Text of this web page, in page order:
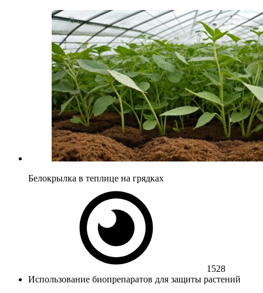
Белокрылка в теплице на грядках
1528
Использование биопрепаратов для защиты растений